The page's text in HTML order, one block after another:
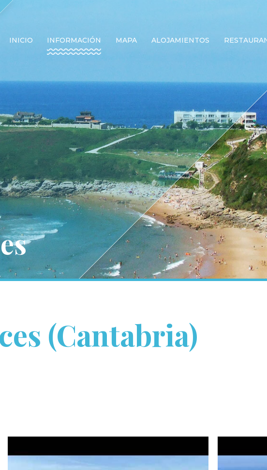
INICIO INFORMACIÓN MAPA ALOJAMIENTOS
(Cantabria)